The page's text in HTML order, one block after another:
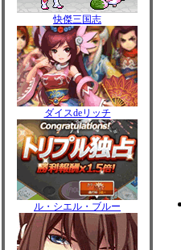
快傑三国志
ダイスdeリッチ
ル・シエル・ブルー